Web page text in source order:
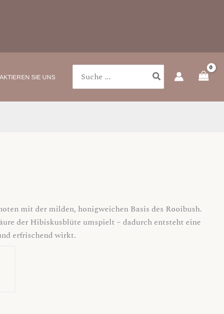
SIE UNS
Search
for:
mit der milden, honigweichen Basis des Rooibush.
der Hibiskusblüte umspielt – dadurch entsteht eine
erfrischend wirkt.